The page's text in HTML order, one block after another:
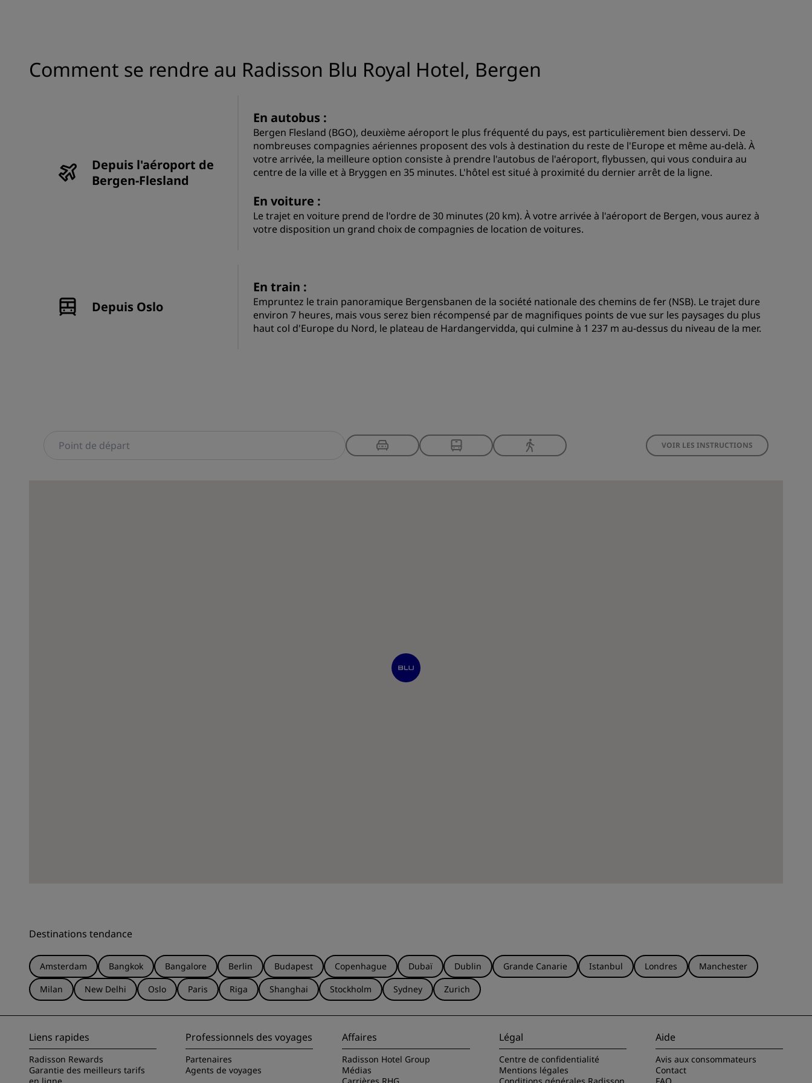
Comment se rendre au Radisson Blu Royal Hotel, Bergen
Depuis l'aéroport de
Bergen-Flesland
En autobus :
Bergen Flesland (BGO), deuxième aéroport le plus fréquenté du pays, est particulièrement bien desservi. De
nombreuses compagnies aériennes proposent des vols à destination du reste de l'Europe et même au-delà. À
votre arrivée, la meilleure option consiste à prendre l'autobus de l'aéroport, flybussen, qui vous conduira au
centre de la ville et à Bryggen en 35 minutes. L'hôtel est situé à proximité du dernier arrêt de la ligne.
En voiture :
Le trajet en voiture prend de l'ordre de 30 minutes (20 km). À votre arrivée à l'aéroport de Bergen, vous aurez à
votre disposition un grand choix de compagnies de location de voitures.
Depuis Oslo
En train :
Empruntez le train panoramique Bergensbanen de la société nationale des chemins de fer (NSB). Le trajet dure
environ 7 heures, mais vous serez bien récompensé par de magnifiques points de vue sur les paysages du plus
haut col d'Europe du Nord, le plateau de Hardangervidda, qui culmine à 1 237 m au-dessus du niveau de la mer.
VOIR LES INSTRUCTIONS
Destinations tendance
Amsterdam Bangkok Bangalore Berlin Budapest Copenhague Dubaï Dublin Grande Canarie Istanbul Londres
Manchester
Milan
New Delhi Oslo Paris Riga Shanghai Stockholm Sydney Zurich
Liens rapides
Radisson Rewards
Garantie des meilleurs tarifs
Professionnels des voyages
Partenaires
Agents de voyages
Affaires
Radisson Hotel Group
Médias
Légal
Centre de confidentialité
Mentions légales
Aide
Avis aux consommateurs
Contact